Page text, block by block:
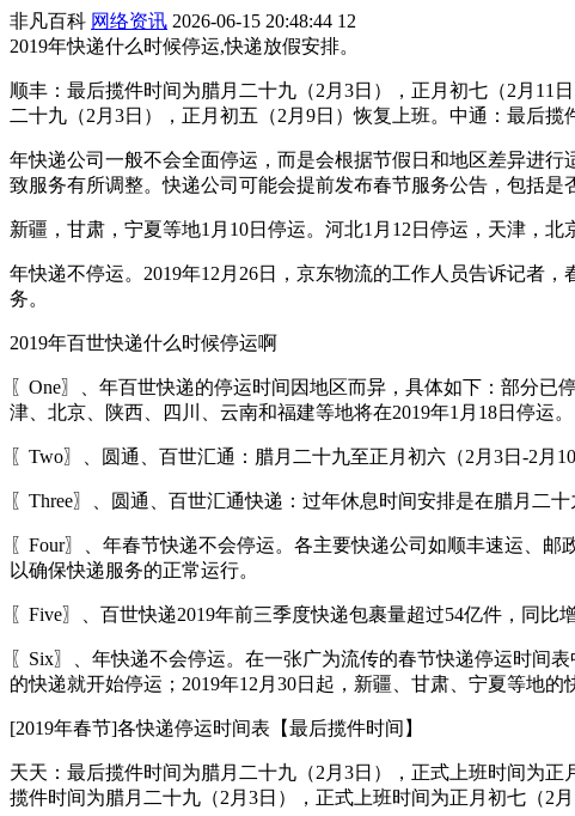
非凡百科 网络资讯 2026-06-15 20:48:44 12
2019年快递什么时候停运,快递放假安排。
顺丰：最后揽件时间为腊月二十九（2月3日），正月初七（2月11
二十九（2月3日），正月初五（2月9日）恢复上班。中通：最后
年快递公司一般不会全面停运，而是会根据节假日和地区差异进
致服务有所调整。快递公司可能会提前发布春节服务公告，包括是
新疆，甘肃，宁夏等地1月10日停运。河北1月12日停运，天津，北
年快递不停运。2019年12月26日，京东物流的工作人员告诉记者
务。
2019年百世快递什么时候停运啊
〖One〗、年百世快递的停运时间因地区而异，具体如下：部分
津、北京、陕西、四川、云南和福建等地将在2019年1月18日停运。
〖Two〗、圆通、百世汇通：腊月二十九至正月初六（2月3日-2月
〖Three〗、圆通、百世汇通快递：过年休息时间安排是在腊月二
〖Four〗、年春节快递不会停运。各主要快递公司如顺丰速运、
以确保快递服务的正常运行。
〖Five〗、百世快递2019年前三季度快递包裹量超过54亿件，同
〖Six〗、年快递不会停运。在一张广为流传的春节快递停运时间
的快递就开始停运；2019年12月30日起，新疆、甘肃、宁夏等地
[2019年春节]各快递停运时间表【最后揽件时间】
天天：最后揽件时间为腊月二十九（2月3日），正式上班时间为
揽件时间为腊月二十九（2月3日），正式上班时间为正月初七（2月